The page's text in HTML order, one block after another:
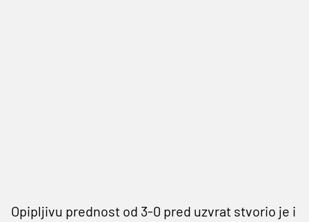
Opipljivu prednost od 3-0 pred uzvrat stvorio je i